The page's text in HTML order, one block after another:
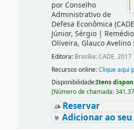
por Conselho
Administrativo de
Defesa Econômica
Júnior, Sérgio|
Oliveira, Glauco Avelino
Editora: Brasília: CADE, 2017
Recursos online:Clique aqui
Disponibilidade:Itens
[Número de chamada:
Reservar
Adicionar ao